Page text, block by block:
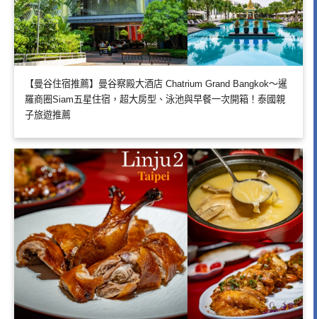
【曼谷住宿推薦】曼谷察殿大酒店 Chatrium Grand Bangkok～暹
羅商圈Siam五星住宿，超大房型、泳池與早餐一次開箱！泰國親
子旅遊推薦